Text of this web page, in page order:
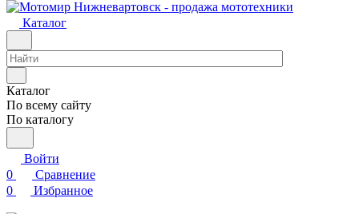
Каталог
Каталог
По всему сайту
По каталогу
Войти
0
Сравнение
0
Избранное